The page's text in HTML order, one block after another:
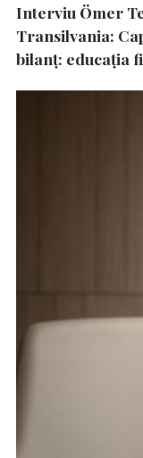
Interviu Ömer
Transilvania:
bilanț: educația